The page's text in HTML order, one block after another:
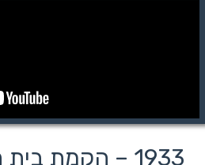
1933 – הקמת בית המסחר לדגים